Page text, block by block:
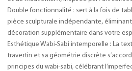
Double fonctionnalité : sert à la fois de
pièce sculpturale indépendante,
décoration supplémentaire dans votre
Esthétique Wabi-Sabi intemporelle : La
travertin et sa géométrie discrète
principes du wabi-sabi, célébrant